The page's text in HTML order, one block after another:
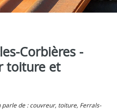
Corbières -
toiture et
parle de : couvreur, toiture, Ferrals-